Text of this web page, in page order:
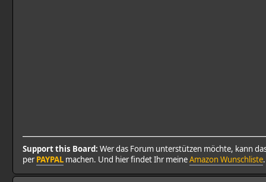
Support this Board: Wer das Forum unterstützen möchte, kann
perPAYPAL machen. Und hier findet Ihr meineAmazon Wunschliste.